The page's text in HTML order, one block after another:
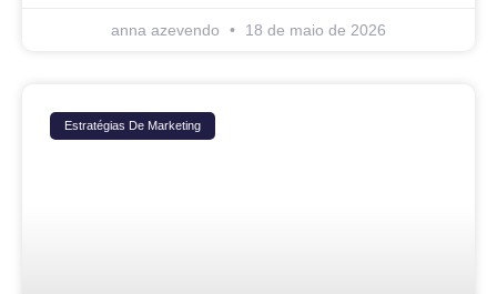
anna azevendo 18 de maio de 2026
Estratégias De Marketing